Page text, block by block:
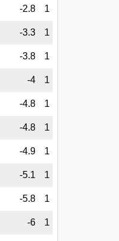
-2.8 1
-3.3 1
-3.8 1
-4 1
-4.8 1
-4.8 1
-4.9 1
-5.1 1
-5.8 1
-6 1